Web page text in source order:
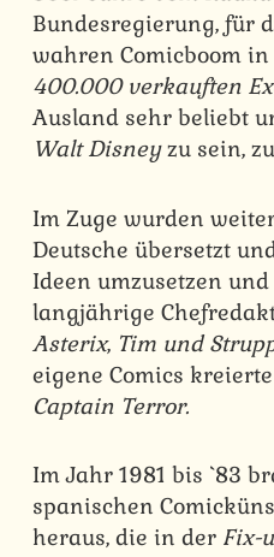
Bundesregierung, für
wahren Comicboom
400.000 verkauften
Ausland sehr beliebt
Walt Disneyzu sein,
Im Zuge wurden
Deutsche übersetzt
Ideen umzusetzen
langjährige
Asterix, Tim und
eigene Comics
Captain Terror.
Im Jahr 1981 bis `83
spanischen
heraus, die in der Fix-